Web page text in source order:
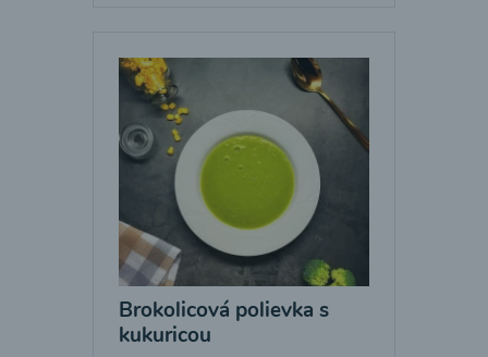
Brokolicová polievka s
kukuricou